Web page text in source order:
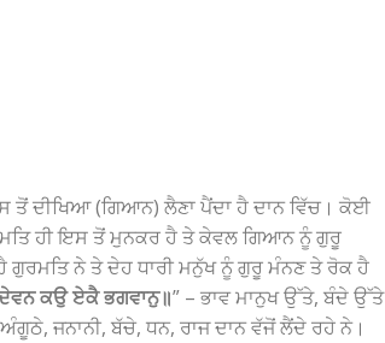
ਦੀਖਿਆ (ਗਿਆਨ) ਲੈਣਾ ਪੈਂਦਾ ਹੈ ਦਾਨ ਵਿੱਚ। ਕੋਈ
ਹੀ ਇਸ ਤੋਂ ਮੁਨਕਰ ਹੈ ਤੇ ਕੇਵਲ ਗਿਆਨ ਨੂੰ ਗੁਰੂ
ਗੁਰਮਤਿ ਨੇ ਤੇ ਦੇਹ ਧਾਰੀ ਮਨੁੱਖ ਨੂੰ ਗੁਰੂ ਮੰਨਣ ਤੇ ਰੋਕ ਹੈ
ਕਉ ਏਕੈ ਭਗਵਾਨੁ॥” – ਭਾਵ ਮਾਨੁਖ ਉੱਤੇ, ਬੰਦੇ ਉੱਤੇ
ਜਨਾਨੀ, ਬੱਚੇ, ਧਨ, ਰਾਜ ਦਾਨ ਵੱਜੋਂ ਲੈਂਦੇ ਰਹੇ ਨੇ।